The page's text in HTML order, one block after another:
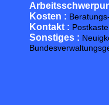
Kosten :
Kontakt :
Sonstiges :